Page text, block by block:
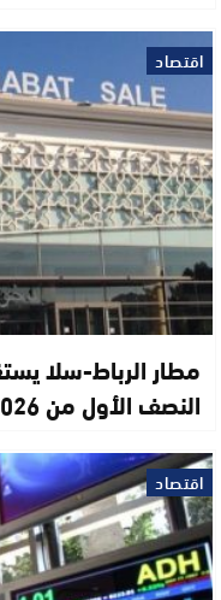
اقتصاد
النصف الأول من 2026
اقتصاد